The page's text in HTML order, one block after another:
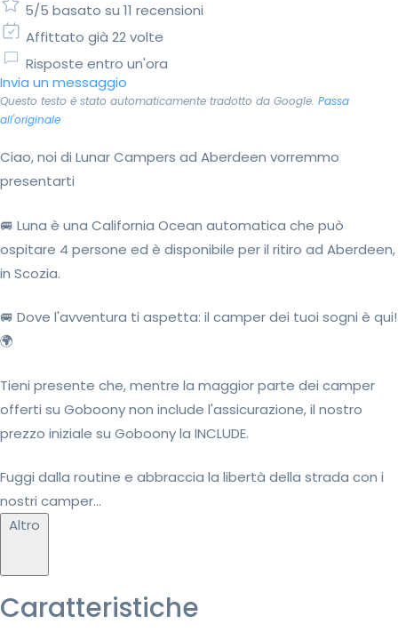
5/5 basato su 11 recensioni
Affittato già 22 volte
Risposte entro un'ora
Invia un messaggio
Questo testo è stato automaticamente tradotto da Google. Passa
all'originale
Ciao, noi di Lunar Campers ad Aberdeen vorremmo
presentarti
🚐 Luna è una California Ocean automatica che può
ospitare 4 persone ed è disponibile per il ritiro ad Aberdeen,
in Scozia.
🚐 Dove l'avventura ti aspetta: il camper dei tuoi sogni è qui!
🌍
Tieni presente che, mentre la maggior parte dei camper
offerti su Goboony non include l'assicurazione, il nostro
prezzo iniziale su Goboony la INCLUDE.
Fuggi dalla routine e abbraccia la libertà della strada con i
nostri camper...
Altro
Caratteristiche